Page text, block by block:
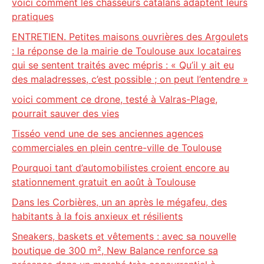
voici comment les chasseurs catalans adaptent leurs
pratiques
ENTRETIEN. Petites maisons ouvrières des Argoulets
: la réponse de la mairie de Toulouse aux locataires
qui se sentent traités avec mépris : « Qu’il y ait eu
des maladresses, c’est possible ; on peut l’entendre »
voici comment ce drone, testé à Valras-Plage,
pourrait sauver des vies
Tisséo vend une de ses anciennes agences
commerciales en plein centre-ville de Toulouse
Pourquoi tant d’automobilistes croient encore au
stationnement gratuit en août à Toulouse
Dans les Corbières, un an après le mégafeu, des
habitants à la fois anxieux et résilients
Sneakers, baskets et vêtements : avec sa nouvelle
boutique de 300 m², New Balance renforce sa